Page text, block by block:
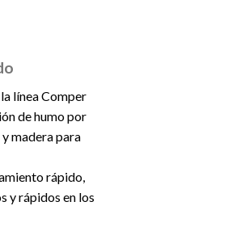
línea Comper
de humo por
madera para
rápido,
y rápidos en los